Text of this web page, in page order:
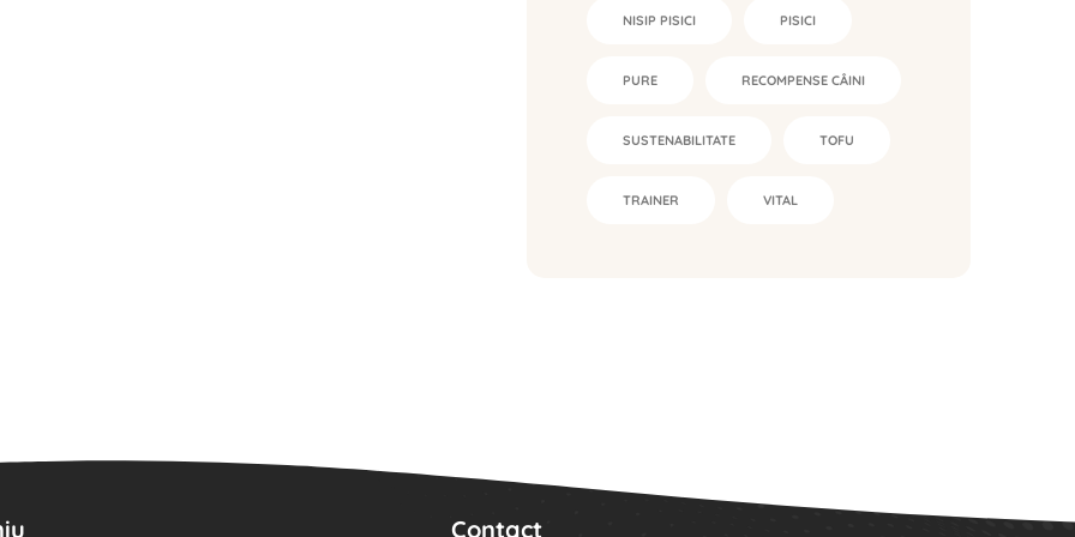
NISIP PISICI PISICI
PURE RECOMPENSE CÂINI
SUSTENABILITATE TOFU
TRAINER VITAL
Contact